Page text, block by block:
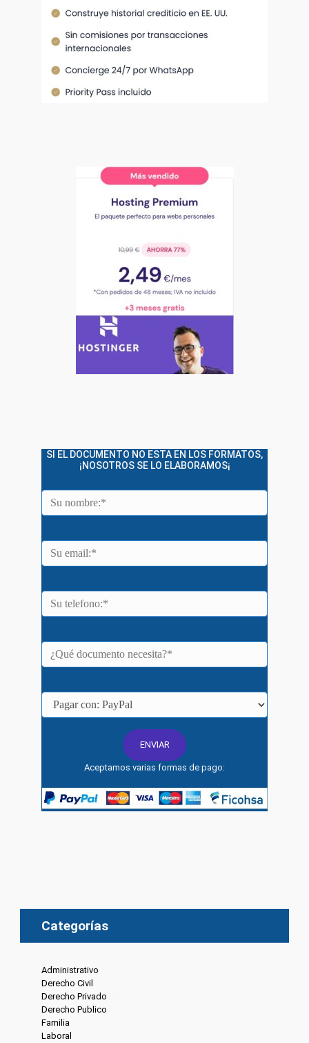
SI EL DOCUMENTO NO ESTA EN LOS FORMATOS,
¡NOSOTROS SE LO ELABORAMOS¡
Aceptamos varias formas de pago:
Categorías
Administrativo
Derecho Civil
Derecho Privado
Derecho Publico
Familia
Laboral